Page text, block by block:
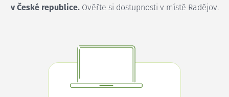
v České republice.Ověřte si dostupnosti v místě Radějov.